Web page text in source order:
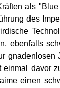
als
des
ebenfalls
davor
einen